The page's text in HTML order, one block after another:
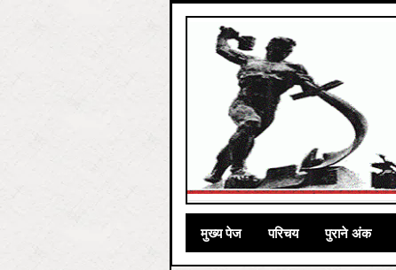
मुख्‍य पेज परिचय पुराने अंक